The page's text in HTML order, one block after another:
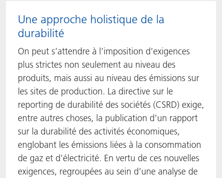
Une approche holistique de la
durabilité
On peut s’attendre à l’imposition d’exigences
plus strictes non seulement au niveau des
produits, mais aussi au niveau des émissions sur
les sites de production. La directive sur le
reporting de durabilité des sociétés (CSRD) exige,
entre autres choses, la publication d’un rapport
sur la durabilité des activités économiques,
englobant les émissions liées à la consommation
de gaz et d’électricité. En vertu de ces nouvelles
exigences, regroupées au sein d’une analyse de